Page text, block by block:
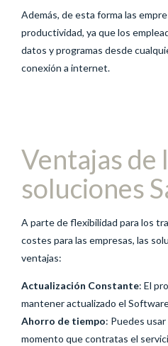
Además, de esta forma las
productividad, ya que los
datos y programas desde
conexión a internet.
Ventajas de
soluciones
A parte de flexibilidad para los
costes para las empresas, las
ventajas:
Actualización Constante: El
mantener actualizado el
Ahorro de tiempo: Puedes
momento que contratas el